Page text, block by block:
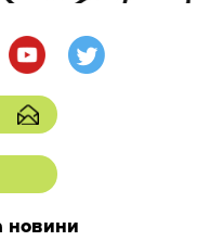
новини